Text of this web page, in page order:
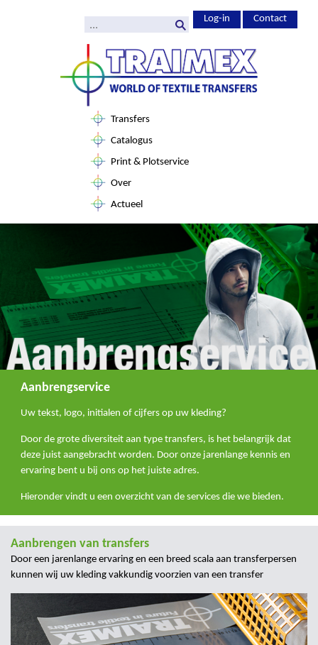
Log-in Contact
Transfers
Catalogus
Print & Plotservice
Over
Actueel
Aanbrengservice
Uw tekst, logo, initialen of cijfers op uw kleding?
Door de grote diversiteit aan type transfers, is het belangrijk dat
deze juist aangebracht worden. Door onze jarenlange kennis en
ervaring bent u bij ons op het juiste adres.
Hieronder vindt u een overzicht van de services die we bieden.
Aanbrengen van transfers
Door een jarenlange ervaring en een breed scala aan transferpersen
kunnen wij uw kleding vakkundig voorzien van een transfer